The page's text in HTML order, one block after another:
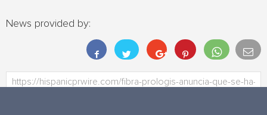
News provided by: